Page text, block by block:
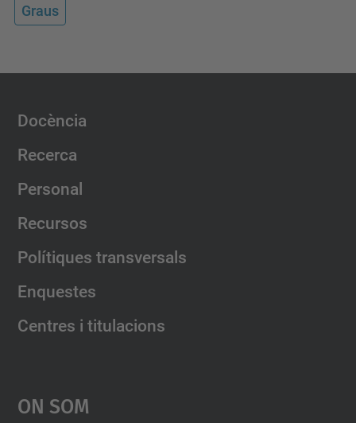
Graus
Docència
Recerca
Personal
Recursos
Polítiques transversals
Enquestes
Centres i titulacions
On Som